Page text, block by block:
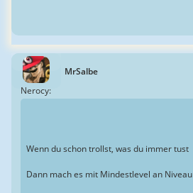
MrSalbe
Nerocy:
Wenn du schon trollst, was du immer tust
Dann mach es mit Mindestlevel an Niveau